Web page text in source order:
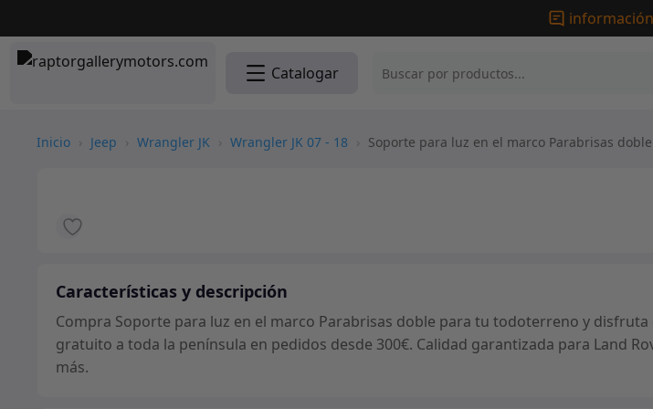
Catalogar
Inicio › Jeep › Wrangler JK › Wrangler JK 07 - 18 › Soporte para luz en el marco Parabrisas doble
Características y descripción
Compra Soporte para luz en el marco Parabrisas doble para tu todoterreno y disfruta
gratuito a toda la península en pedidos desde 300€. Calidad garantizada para Land
más.